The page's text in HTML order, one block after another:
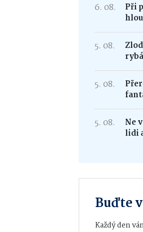
6. 08.
Při
5. 08.
5. 08.
5. 08.
Ne
lidi
Buďte
Každý den